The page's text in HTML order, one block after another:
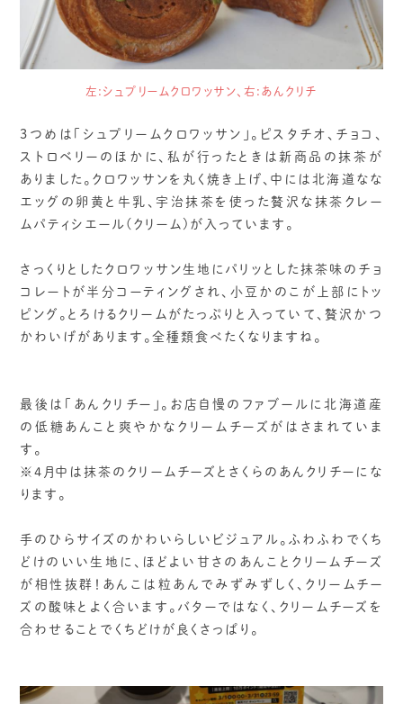
左:シュプリームクロワッサン、右:あんクリチ
3つめは「シュプリームクロワッサン」。ピスタチオ、チョコ、
ストロベリーのほかに、私が行ったときは新商品の抹茶が
ありました。クロワッサンを丸く焼き上げ、中には北海道なな
エッグの卵黄と牛乳、宇治抹茶を使った贅沢な抹茶クレー
ムパティシエール(クリーム)が入っています。
さっくりとしたクロワッサン生地にパリッとした抹茶味のチョ
コレートが半分コーティングされ、小豆かのこが上部にトッ
ピング。とろけるクリームがたっぷりと入っていて、贅沢かつ
かわいげがあります。全種類食べたくなりますね。
最後は「あんクリチー」。お店自慢のファブールに北海道産
の低糖あんこと爽やかなクリームチーズがはさまれていま
す。
※4月中は抹茶のクリームチーズとさくらのあんクリチーにな
ります。
手のひらサイズのかわいらしいビジュアル。ふわふわでくち
どけのいい生地に、ほどよい甘さのあんことクリームチーズ
が相性抜群！あんこは粒あんでみずみずしく、クリームチー
ズの酸味とよく合います。バターではなく、クリームチーズを
合わせることでくちどけが良くさっぱり。